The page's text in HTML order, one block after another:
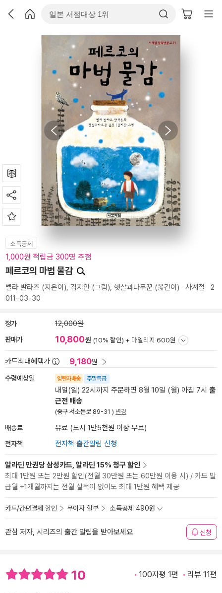
소득공제
1,000원 적립금 300명 추첨
페르코의 마법 물감
벨라 발라즈 (지은이), 김지안 (그림), 햇살과나무꾼 (옮긴이) 사계절 2
011-03-30
정가 12,000원
판매가 10,800원 (10% 할인) + 마일리지 600원
카드최대혜택가 9,180원
수령예상일 양탄자배송 주말특급
내일(일) 22시까지 주문하면 8월 10일 (월) 아침 7시 출
근전 배송
(중구 서소문로 89-31 ) 변경
배송료 유료 (도서 1만5천원 이상 무료)
전자책 전자책 출간알림 신청
알라딘 만권당 삼성카드, 알라딘 15% 청구 할인
최대 1만원 또는 2만원 할인(전월 30만원 또는 60만원 이용 시) / 카드 발
급월 +1개월까지는 전월 실적이 없어도 최대 1만원 혜택 제공
카드/간편결제 할인 무이자 할부 소득공제 490원
관심 저자, 시리즈의 출간 알림을 받아보세요 신청
10 100자평 1편 리뷰 11편